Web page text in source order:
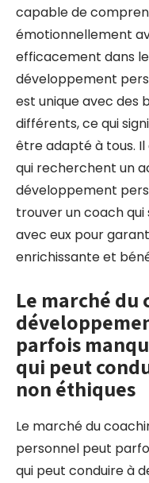
capable de
émotionnellement
efficacement dans
développement
est unique avec des
différents, ce qui
être adapté à tous.
qui recherchent un
développement
trouver un coach
avec eux pour
enrichissante et
Le marché du
parfois
qui peut
non éthiques
Le marché du
personnel peut
qui peut conduire à